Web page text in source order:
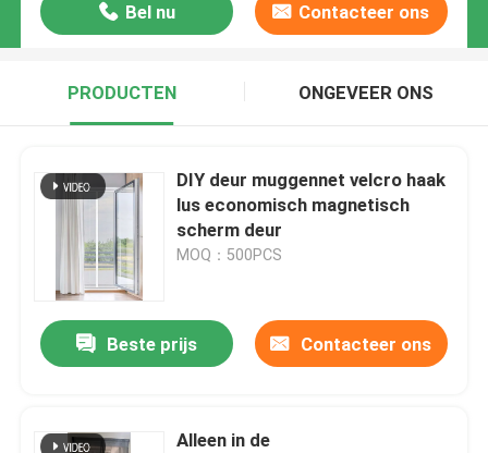
Bel nu Contacteer ons
PRODUCTEN ONGEVEER ONS
DIY deur muggennet velcro haak
lus economisch magnetisch
scherm deur
MOQ：500PCS
Beste prijs Contacteer ons
Alleen in de